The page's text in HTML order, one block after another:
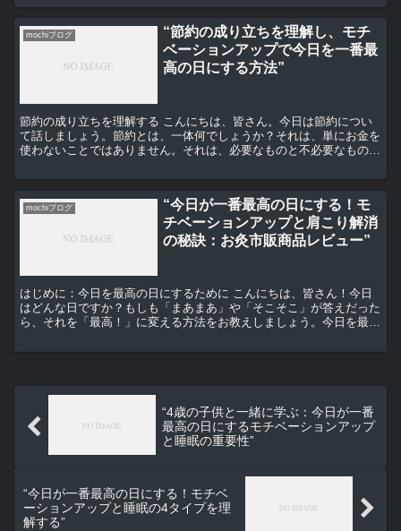
mochiブログ
“節約の成り立ちを理解し、モチ
ベーションアップで今日を一番最
高の日にする方法”
節約の成り立ちを理解する こんにちは、皆さん。今日は節約につい
て話しましょう。節約とは、一体何でしょうか？それは、単にお金を
使わないことではありません。それは、必要なものと不必要なものを
mochiブログ
“今日が一番最高の日にする！モ
チベーションアップと肩こり解消
の秘訣：お灸市販商品レビュー”
はじめに：今日を最高の日にするために こんにちは、皆さん！今日
はどんな日ですか？もしも「まあまあ」や「そこそこ」が答えだった
ら、それを「最高！」に変える方法をお教えしましょう。今日を最高
“4歳の子供と一緒に学ぶ：今日が一番
最高の日にするモチベーションアップ
と睡眠の重要性”
“今日が一番最高の日にする！モチベ
ーションアップと睡眠の4タイプを理
解する”